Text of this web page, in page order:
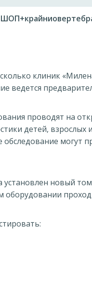
клиник
ведется
проводят на
детей,
могут
установлен новый